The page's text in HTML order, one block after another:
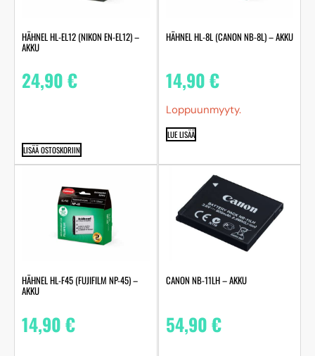
HÄHNEL HL-EL12 (NIKON EN-EL12) –
AKKU
24,90€
LISÄÄ OSTOSKORIIN
HÄHNEL HL-8L (CANON NB-8L) – AKKU
14,90€
Loppuunmyyty.
LUE LISÄÄ
HÄHNEL HL-F45 (FUJIFILM NP-45) –
AKKU
14,90€
CANON NB-11LH – AKKU
54,90€